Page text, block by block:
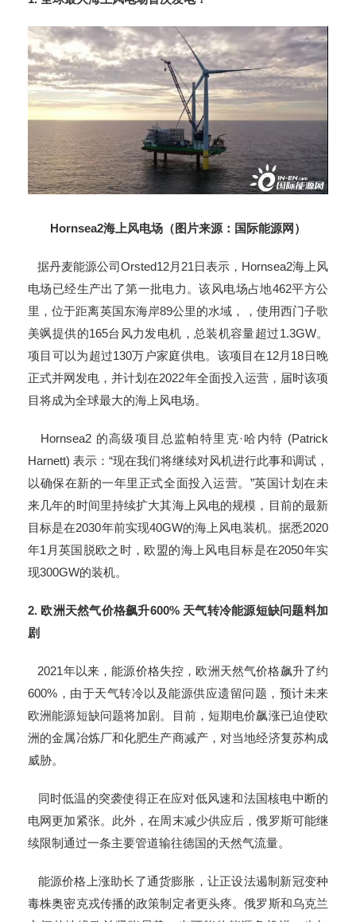
Hornsea2海上风电场（图片来源：国际能源网）
据丹麦能源公司Orsted12月21日表示，Hornsea2海上风
电场已经生产出了第一批电力。该风电场占地462平方公
里，位于距离英国东海岸89公里的水域，，使用西门子歌
美飒提供的165台风力发电机，总装机容量超过1.3GW。
项目可以为超过130万户家庭供电。该项目在12月18日晚
正式并网发电，并计划在2022年全面投入运营，届时该项
目将成为全球最大的海上风电场。
Hornsea2 的高级项目总监帕特里克·哈内特 (Patrick
Harnett) 表示：“现在我们将继续对风机进行此事和调试，
以确保在新的一年里正式全面投入运营。”英国计划在未
来几年的时间里持续扩大其海上风电的规模，目前的最新
目标是在2030年前实现40GW的海上风电装机。据悉2020
年1月英国脱欧之时，欧盟的海上风电目标是在2050年实
现300GW的装机。
2. 欧洲天然气价格飙升600% 天气转冷能源短缺问题料加
剧
2021年以来，能源价格失控，欧洲天然气价格飙升了约
600%，由于天气转冷以及能源供应遗留问题，预计未来
欧洲能源短缺问题将加剧。目前，短期电价飙涨已迫使欧
洲的金属冶炼厂和化肥生产商减产，对当地经济复苏构成
威胁。
同时低温的突袭使得正在应对低风速和法国核电中断的
电网更加紧张。此外，在周末减少供应后，俄罗斯可能继
续限制通过一条主要管道输往德国的天然气流量。
能源价格上涨助长了通货膨胀，让正设法遏制新冠变种
毒株奥密克戎传播的政策制定者更头疼。俄罗斯和乌克兰